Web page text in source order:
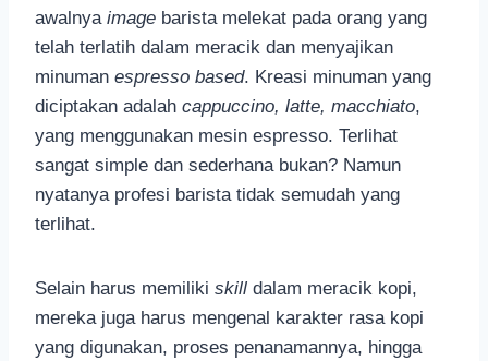
awalnya image barista melekat pada orang yang
telah terlatih dalam meracik dan menyajikan
minuman espresso based. Kreasi minuman yang
diciptakan adalah cappuccino, latte, macchiato,
yang menggunakan mesin espresso. Terlihat
sangat simple dan sederhana bukan? Namun
nyatanya profesi barista tidak semudah yang
terlihat.
Selain harus memiliki skill dalam meracik kopi,
mereka juga harus mengenal karakter rasa kopi
yang digunakan, proses penanamannya, hingga